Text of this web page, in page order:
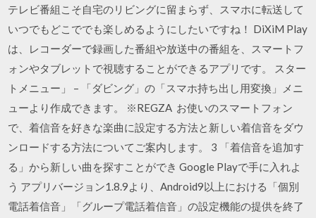
テレビ番組こそ自宅のリビングに留まらず、スマホに転送して
いつでもどこででも楽しめるようにしたいですね！ DiXiM Play
は、レコーダーで録画した番組や放送中の番組を、スマートフ
ォンやタブレットで視聴することができるアプリです。 スター
トメニュー」 – 「ダビング」の「スマホ持ち出し用変換」メニ
ューより作成できます。 ※REGZA お使いのスマートフォン
で、着信音を好きな楽曲に設定する方法と新しい着信音をダウ
ンロードする方法についてご案内します。 3 「着信音を追加す
る」から新しい曲を探すことができ Google Playで手に入れよ
う アプリバージョン1.8.9より、Android9以上における「個別
電話着信音」「グループ電話着信音」の設定機能の提供を終了